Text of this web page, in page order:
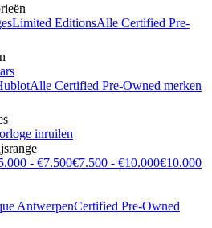
Limited EditionsAlle Certified Pre-
Alle Certified Pre-Owned merken
inruilen
- €7.500€7.500 - €10.000€10.000
AntwerpenCertified Pre-Owned